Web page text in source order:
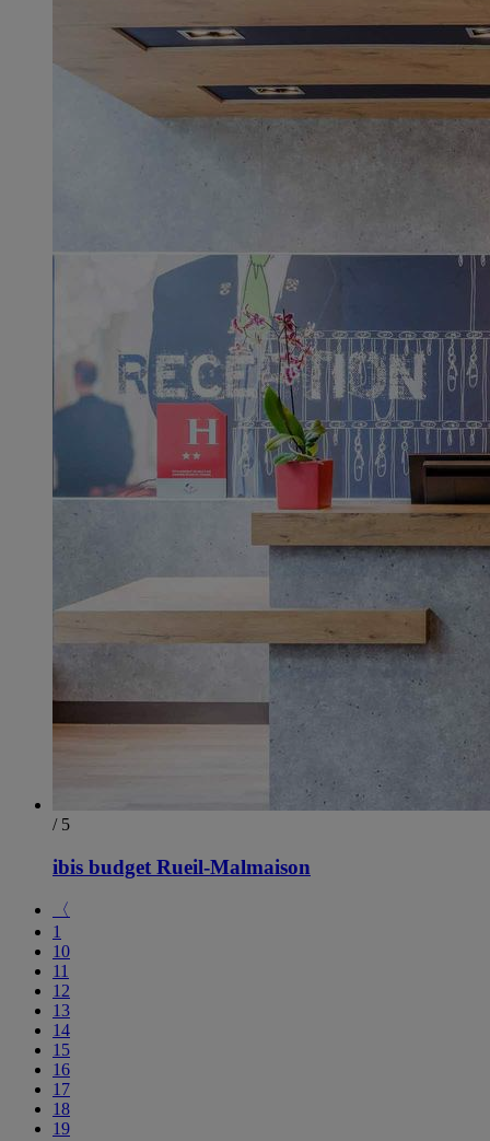
/ 5
ibis budget Rueil-Malmaison
〈
1
10
11
12
13
14
15
16
17
18
19